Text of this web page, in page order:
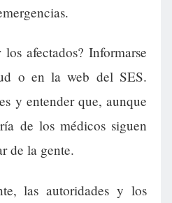
afectados? Informarse
o en la web del SES.
y entender que, aunque
de los médicos siguen
de la gente.
las autoridades y los